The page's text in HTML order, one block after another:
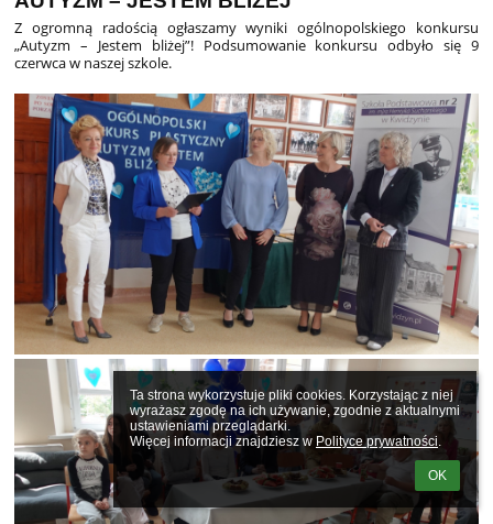
Ta strona wykorzystuje pliki cookies. Korzystając z niej
wyrażasz zgodę na ich używanie, zgodnie z aktualnymi
ustawieniami przeglądarki.
Więcej informacji znajdziesz w Polityce prywatności.
OK
Z ogromną radością ogłaszamy wyniki ogólnopolskiego konkursu
„Autyzm – Jestem bliżej”! Podsumowanie konkursu odbyło się 9
czerwca w naszej szkole.